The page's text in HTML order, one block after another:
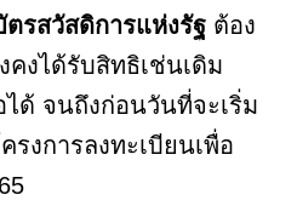
ตรสวัสดิการแห่งรัฐ ต้อง
คงได้รับสิทธิเช่นเดิม
ด้ จนถึงก่อนวันที่จะเริ่ม
งการลงทะเบียนเพื่อ